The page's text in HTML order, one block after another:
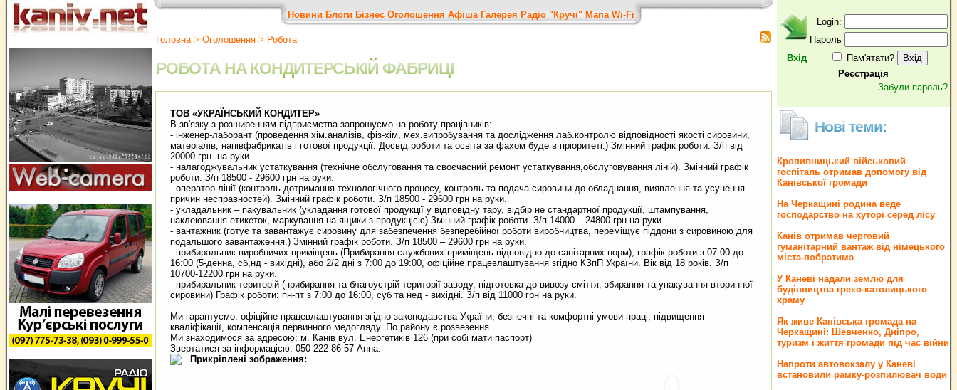
Новини Блоги Бізнес Оголошення Афіша Галерея Радіо "Кручі" Мапа Wi-Fi
Головна> Оголошення > Робота
РОБОТА НА КОНДИТЕРСЬКІЙ ФАБРИЦІ
ТОВ «УКРАЇНСЬКИЙ КОНДИТЕР»
В зв'язку з розширенням підприємства запрошуємо на роботу працівників:
- інженер-лаборант (проведення хім.аналізів, фіз-хім, мех.випробування та дослідження лаб.контролю відповідності якості сировини,
матеріалів, напівфабрикатів і готової продукції. Досвід роботи та освіта за фахом буде в пріоритеті.) Змінний графік роботи. З/п від
20000 грн. на руки.
- налагоджувальник устаткування (технічне обслуговання та своєчасний ремонт устаткування,обслуговування ліній). Змінний графік
роботи. З/п 18500 - 29600 грн на руки.
- оператор лінії (контроль дотримання технологічного процесу, контроль та подача сировини до обладнання, виявлення та усунення
причин несправностей). Змінний графік роботи. З/п 18500 - 29600 грн на руки.
- укладальник – пакувальник (укладання готової продукції у відповідну тару, відбір не стандартної продукції, штампування,
наклеювання етикеток, маркування на ящики з продукцією) Змінний графік роботи. З/п 14000 – 24800 грн на руки.
- вантажник (готує та завантажує сировину для забезпечення безперебійної роботи виробництва, переміщує піддони з сировиною для
подальшого завантаження.) Змінний графік роботи. З/п 18500 – 29600 грн на руки.
- прибиральник виробничих приміщень (Прибирання службових приміщень відповідно до санітарних норм), графік роботи з 07:00 до
16:00 (5-денна, сб,нд - вихідні), або 2/2 дні з 7:00 до 19:00, офіційне працевлаштування згідно КЗпП України. Вік від 18 років. З/п
10700-12200 грн на руки.
- прибиральник територій (прибирання та благоустрій території заводу, підготовка до вивозу сміття, збирання та упакування вторинної
сировини) Графік роботи: пн-пт з 7:00 до 16:00, суб та нед - вихідні. З/п від 11000 грн на руки.
Ми гарантуємо: офіційне працевлаштування згідно законодавства України, безпечні та комфортні умови праці, підвищення
кваліфікації, компенсація первинного медогляду. По району є розвезення.
Ми знаходимося за адресою: м. Канів вул. Енергетиків 126 (при собі мати паспорт)
Звертатися за інформацією: 050-222-86-57 Анна.
Прикріплені зображення:
Вхід
Login:
Пароль
Пам'ятати?
Реєстрація
Забули пароль?
Нові теми:
Кропивницький військовий
госпіталь отримав допомогу від
Канівської громади
На Черкащині родина веде
господарство на хуторі серед лісу
Канів отримав черговий
гуманітарний вантаж від німецького
міста-побратима
У Каневі надали землю для
будівництва греко‐католицького
храму
Як живе Канівська громада на
Черкащині: Шевченко, Дніпро,
туризм і життя громади під час війни
Напроти автовокзалу у Каневі
встановили рамку-розпилювач води